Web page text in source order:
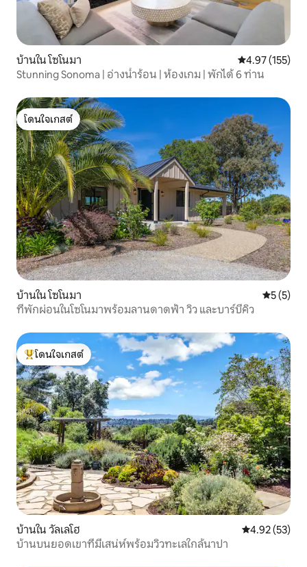
บ้านใน โซโนมา คะแนนเฉลี่ย
4.97 (155)
Stunning Sonoma | อ่างน้ำร้อน | ห้องเกม | พักได้ 6 ท่าน
โดนใจเกสต์
โดนใจเกสต์
บ้านใน โซโนมา คะแนนเฉ
5 (5)
ที่พักผ่อนในโซโนมาพร้อมลานดาดฟ้า วิว และบาร์บีคิว
โดนใจเกสต์ที่สุด
โดนใจเกสต์
บ้านใน วัลเลโฮ คะแนนเฉลี่ย
4.92 (53)
บ้านบนยอดเขาที่มีเสน่ห์พร้อมวิวทะเลใกล้นาปา